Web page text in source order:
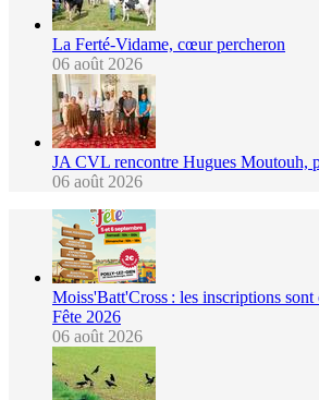
La Ferté-Vidame, cœur percheron
06 août 2026
JA CVL rencontre Hugues Moutouh,
06 août 2026
Moiss'Batt'Cross : les inscriptions sont
Fête 2026
06 août 2026